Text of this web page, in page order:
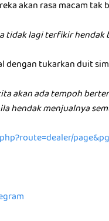
akan rasa macam tak
tidak lagi terfikir hendak
tukarkan duit
akan ada tempoh
hendak menjualnya